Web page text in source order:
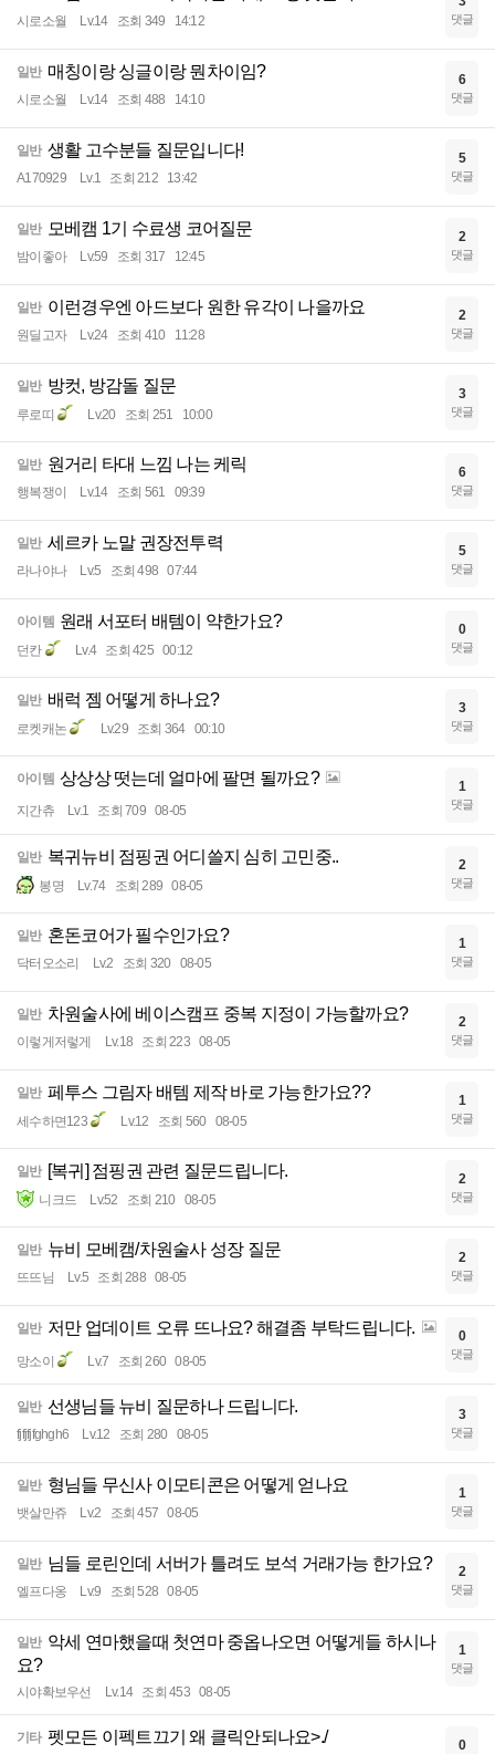
시로소월 Lv.14 조회 349 14:12 댓글
일반 매칭이랑 싱글이랑 뭔차이임?
시로소월 Lv.14 조회 488 14:10
6
댓글
일반 생활 고수분들 질문입니다!
A170929 Lv.1 조회 212 13:42
5
댓글
일반 모베캠 1기 수료생 코어질문
밤이좋아 Lv.59 조회 317 12:45
2
댓글
일반 이런경우엔 아드보다 원한 유각이 나을까요
원딜고자 Lv.24 조회 410 11:28
2
댓글
일반 방컷, 방감돌 질문
루로띠 Lv.20 조회 251 10:00
3
댓글
일반 원거리 타대 느낌 나는 케릭
행복쟁이 Lv.14 조회 561 09:39
6
댓글
일반 세르카 노말 권장전투력
라나야나 Lv.5 조회 498 07:44
5
댓글
아이템 원래 서포터 배템이 약한가요?
던칸 Lv.4 조회 425 00:12
0
댓글
일반 배럭 젬 어떻게 하나요?
로켓캐논 Lv.29 조회 364 00:10
3
댓글
아이템 상상상 떳는데 얼마에 팔면 될까요?
지간츄 Lv.1 조회 709 08-05
1
댓글
일반 복귀뉴비 점핑권 어디쓸지 심히 고민중..
봉명 Lv.74 조회 289 08-05
2
댓글
일반 혼돈코어가 필수인가요?
닥터오소리 Lv.2 조회 320 08-05
1
댓글
일반 차원술사에 베이스캠프 중복 지정이 가능할까요?
이렇게저렇게 Lv.18 조회 223 08-05
2
댓글
일반 페투스 그림자 배템 제작 바로 가능한가요??
세수하면123 Lv.12 조회 560 08-05
1
댓글
일반 [복귀] 점핑권 관련 질문드립니다.
니크드 Lv.52 조회 210 08-05
2
댓글
일반 뉴비 모베캠/차원술사 성장 질문
뜨뜨님 Lv.5 조회 288 08-05
2
댓글
일반 저만 업데이트 오류 뜨나요? 해결좀 부탁드립니다.
망소이 Lv.7 조회 260 08-05
0
댓글
일반 선생님들 뉴비 질문하나 드립니다.
fjfjfjfghgh6 Lv.12 조회 280 08-05
3
댓글
일반 형님들 무신사 이모티콘은 어떻게 얻나요
뱃살만쥬 Lv.2 조회 457 08-05
1
댓글
일반 님들 로린인데 서버가 틀려도 보석 거래가능 한가요?
엘프다옹 Lv.9 조회 528 08-05
2
댓글
일반 악세 연마했을때 첫연마 중옵나오면 어떻게들 하시나
요?
시야확보우선 Lv.14 조회 453 08-05
1
댓글
기타 펫모든 이펙트끄기 왜 클릭안되나요>./ 0